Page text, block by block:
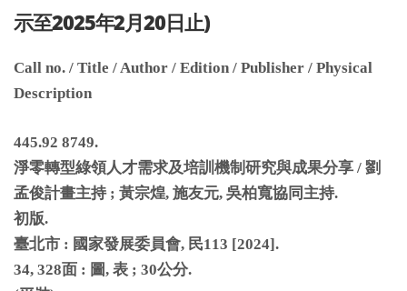
示至2025年2月20日止)
Call no. / Title / Author / Edition / Publisher / Physical
Description
445.92 8749.
淨零轉型綠領人才需求及培訓機制研究與成果分享 / 劉
孟俊計畫主持; 黃宗煌, 施友元, 吳柏寬協同主持.
初版.
臺北市 : 國家發展委員會, 民113 [2024].
34, 328面 : 圖, 表 ; 30公分.